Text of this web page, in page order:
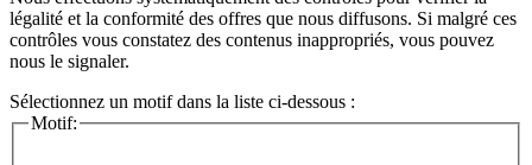
légalité et la conformité des offres que nous diffusons. Si malgré ces
contrôles vous constatez des contenus inappropriés, vous pouvez
nous le signaler.
Sélectionnez un motif dans la liste ci-dessous :
Motif: